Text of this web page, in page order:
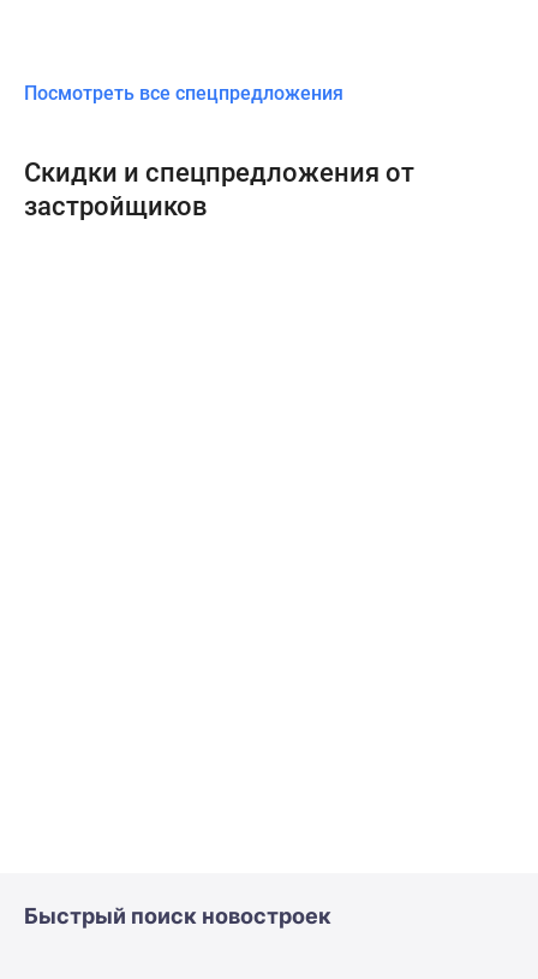
Посмотреть все спецпредложения
Скидки и спецпредложения от
застройщиков
Быстрый поиск новостроек